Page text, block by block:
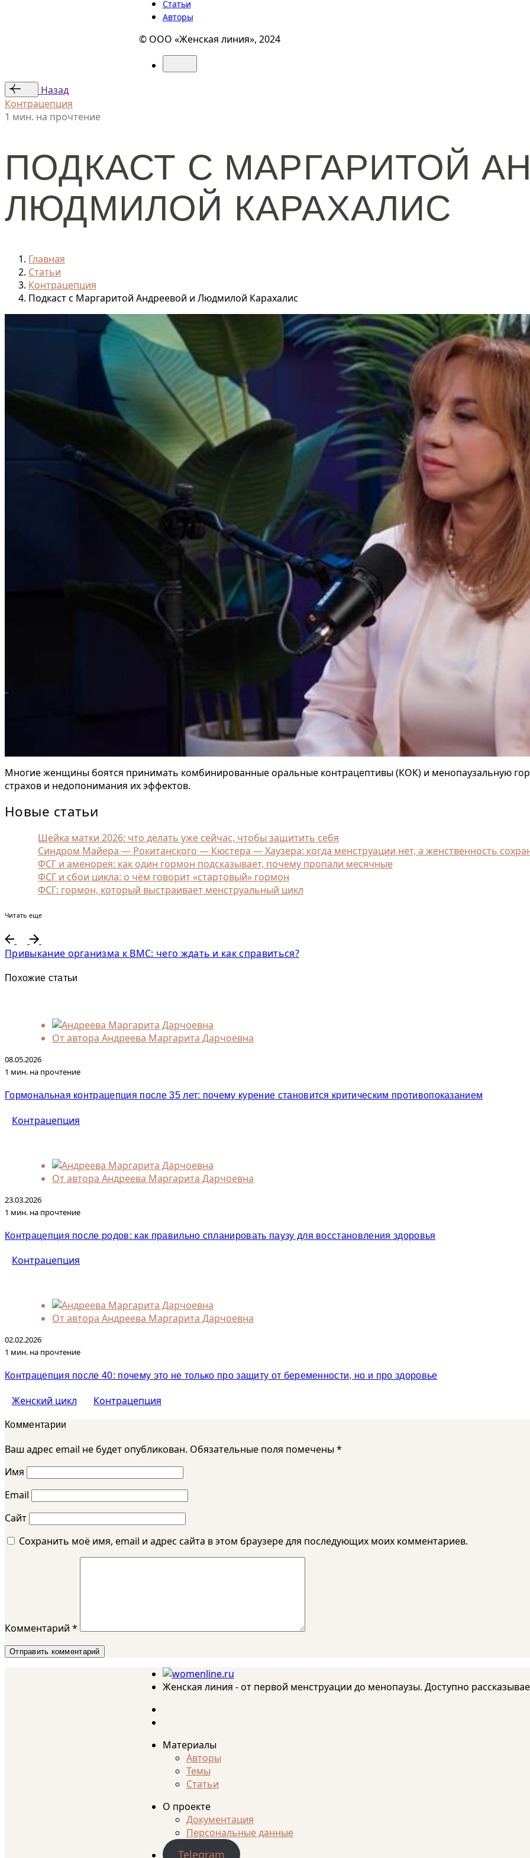
Статьи
Авторы
© ООО «Женская линия», 2024
Назад
Контрацепция
1 мин. на прочтение
ПОДКАСТ С МАРГАРИТОЙ
ЛЮДМИЛОЙ КАРАХАЛИС
Главная
Статьи
Контрацепция
Подкаст с Маргаритой Андреевой и Людмилой Карахалис
Многие женщины боятся принимать комбинированные оральные контрацептивы (КОК) и менопаузальную
страхов и недопонимания их эффектов.
Новые статьи
Шейка матки 2026: что делать уже сейчас, чтобы защитить себя
Синдром Майера — Рокитанского — Кюстера — Хаузера: когда менструации нет, а женственность
ФСГ и аменорея: как один гормон подсказывает, почему пропали месячные
ФСГ и сбои цикла: о чём говорит «стартовый» гормон
ФСГ: гормон, который выстраивает менструальный цикл
Читать еще
Привыкание организма к ВМС: чего ждать и как справиться?
Похожие статьи
От автора Андреева Маргарита Дарчоевна
08.05.2026
1 мин. на прочтение
Гормональная контрацепция после 35 лет: почему курение становится критическим противопоказанием
Контрацепция
От автора Андреева Маргарита Дарчоевна
23.03.2026
1 мин. на прочтение
Контрацепция после родов: как правильно спланировать паузу для восстановления здоровья
Контрацепция
От автора Андреева Маргарита Дарчоевна
02.02.2026
1 мин. на прочтение
Контрацепция после 40: почему это не только про защиту от беременности, но и про здоровье
Женский цикл Контрацепция
Комментарии
Ваш адрес email не будет опубликован. Обязательные поля помечены*
Имя
Email
Сайт
Сохранить моё имя, email и адрес сайта в этом браузере для последующих моих комментариев.
Комментарий *
Женская линия - от первой менструации до менопаузы. Доступно
Материалы
Авторы
Темы
Статьи
О проекте
Документация
Персональные данные
Telegram